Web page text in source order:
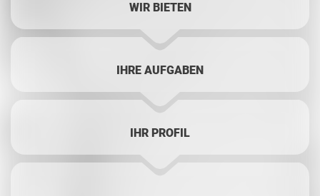
WIR BIETEN
IHRE AUFGABEN
IHR PROFIL